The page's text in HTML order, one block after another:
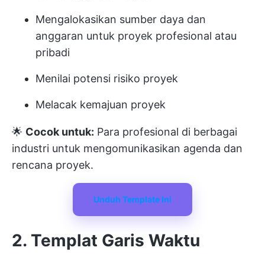
Mengalokasikan sumber daya dan
anggaran untuk proyek profesional atau
pribadi
Menilai potensi risiko proyek
Melacak kemajuan proyek
🌟 Cocok untuk: Para profesional di berbagai
industri untuk mengomunikasikan agenda dan
rencana proyek.
Unduh Template Ini
2. Templat Garis Waktu